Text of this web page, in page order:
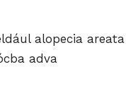
alopecia areata
adva